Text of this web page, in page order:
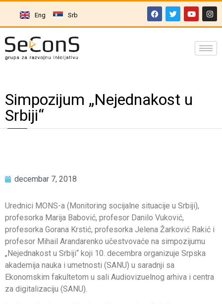
Eng Srb
Simpozijum „Nejednakost u
Srbiji“
decembar 7, 2018
Urednici MONS-a (Monitoring socijalne situacije u Srbiji),
profesorka Marija Babović, profesor Danilo Vuković,
profesorka Gorana Krstić, profesorka Jelena Žarković Rakić i
profesor Mihail Arandarenko učestvovaće na simpozijumu
„Nejednakost u Srbiji“ koji 10. decembra organizuje Srpska
akademija nauka i umetnosti (SANU) u saradnji sa
Ekonomskim fakultetom u sali Audiovizuelnog arhiva i centra
za digitalizaciju (SANU).